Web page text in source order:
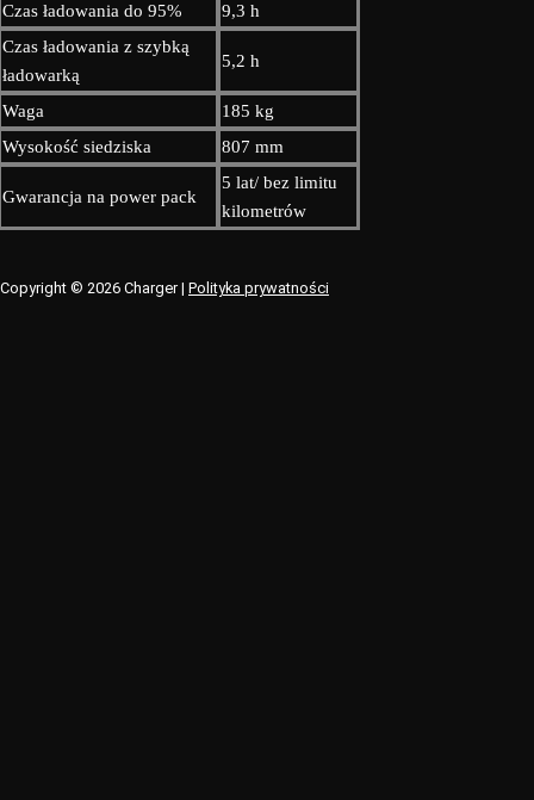
Czas ładowania do 95%
9,3 h
Czas ładowania z szybką
ładowarką
5,2 h
Waga
185 kg
Wysokość siedziska
807 mm
Gwarancja na power pack
5 lat/ bez limitu
kilometrów
Copyright © 2026 Charger | Polityka prywatności